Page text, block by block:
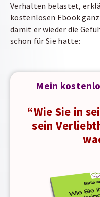
Verhalten belastet,
kostenlosen Ebook
damit er wieder die
schon für Sie hatte:
Mein
“Wie Sie in
sein